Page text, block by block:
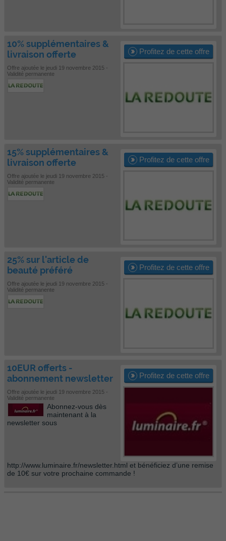
Profitez de cette offre
10% supplémentaires &
livraison offerte
Offre ajoutée le jeudi 19 novembre 2015 -
Validité permanente
Profitez de cette offre
15% supplémentaires &
livraison offerte
Offre ajoutée le jeudi 19 novembre 2015 -
Validité permanente
Profitez de cette offre
25% sur l'article de
beauté préféré
Offre ajoutée le jeudi 19 novembre 2015 -
Validité permanente
Profitez de cette offre
10EUR offerts -
abonnement newsletter
Offre ajoutée le jeudi 19 novembre 2015 -
Validité permanente
Abonnez-vous dès
maintenant à la
newsletter sous
http://www.luminaire.fr/newsletter.html et bénéficiez d’une remise
de 10€ sur votre prochaine commande !